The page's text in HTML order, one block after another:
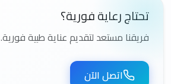
تحتاج رعاية فورية؟
فريقنا مستعد لتقديم عناية طبية فورية.
اتصل الآن